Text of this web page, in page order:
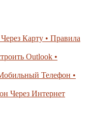
Карту • Правила
Outlook •
Телефон •
Через Интернет